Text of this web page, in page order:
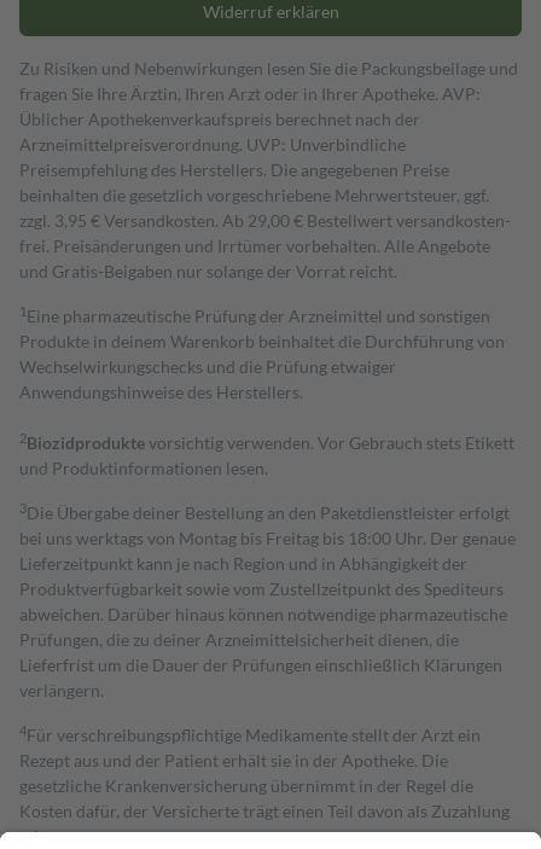
Widerruf erklären
Zu Risiken und Nebenwirkungen lesen Sie die Packungsbeilage und
fragen Sie Ihre Ärztin, Ihren Arzt oder in Ihrer Apotheke. AVP:
Üblicher Apothekenverkaufspreis berechnet nach der
Arzneimittelpreisverordnung. UVP: Unverbindliche
Preisempfehlung des Herstellers. Die angegebenen Preise
beinhalten die gesetzlich vorgeschriebene Mehrwertsteuer, ggf.
zzgl. 3,95 € Versandkosten. Ab 29,00 € Bestell­wert versand­kosten­
frei. Preisänderungen und Irrtümer vorbehalten. Alle Angebote
und Gratis-Beigaben nur solange der Vorrat reicht.
1 Eine pharmazeutische Prüfung der Arzneimittel und sonstigen
Produkte in deinem Warenkorb beinhaltet die Durchführung von
Wechselwirkungschecks und die Prüfung etwaiger
Anwendungshinweise des Herstellers.
2Biozidproduktevorsichtig verwenden. Vor Gebrauch stets Etikett
und Produktinformationen lesen.
3Die Übergabe deiner Bestellung an den Paketdienstleister erfolgt
bei uns werktags von Montag bis Freitag bis 18:00 Uhr. Der genaue
Lieferzeitpunkt kann je nach Region und in Abhängigkeit der
Produktverfügbarkeit sowie vom Zustellzeitpunkt des Spediteurs
abweichen. Darüber hinaus können notwendige pharmazeutische
Prüfungen, die zu deiner Arzneimittelsicherheit dienen, die
Lieferfrist um die Dauer der Prüfungen einschließlich Klärungen
verlängern.
4Für verschreibungspflichtige Medikamente stellt der Arzt ein
Rezept aus und der Patient erhält sie in der Apotheke. Die
gesetzliche Krankenversicherung übernimmt in der Regel die
Kosten dafür, der Versicherte trägt einen Teil davon als Zuzahlung
mit.